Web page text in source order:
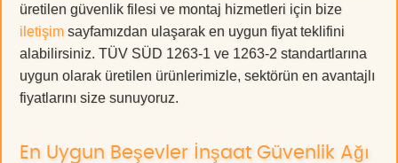
üretilen güvenlik filesi ve montaj hizmetleri için bize
iletişim sayfamızdan ulaşarak en uygun fiyat teklifini
alabilirsiniz. TÜV SÜD 1263-1 ve 1263-2 standartlarına
uygun olarak üretilen ürünlerimizle, sektörün en avantajlı
fiyatlarını size sunuyoruz.
En Uygun Beşevler İnşaat Güvenlik Ağı